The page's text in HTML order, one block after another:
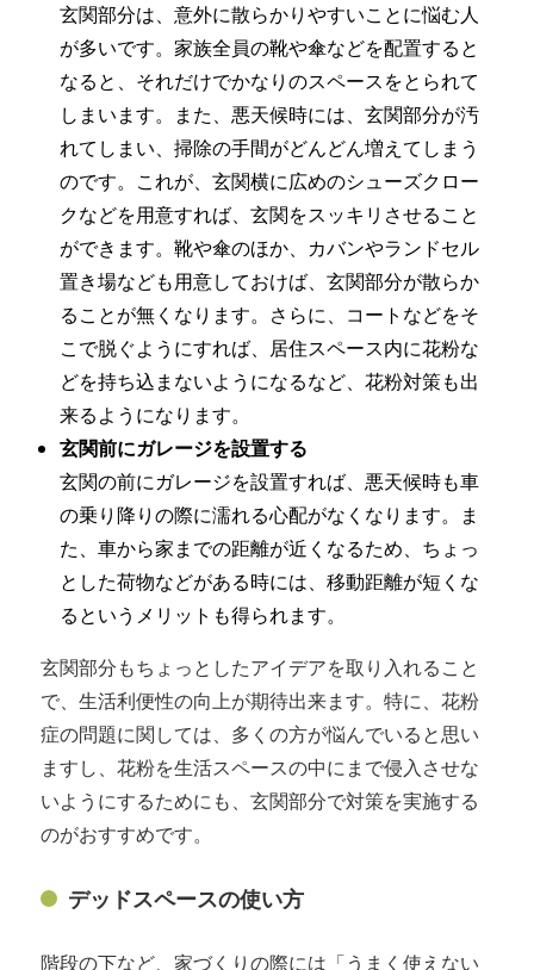
玄関部分は、意外に散らかりやすいことに悩む人
が多いです。家族全員の靴や傘などを配置すると
なると、それだけでかなりのスペースをとられて
しまいます。また、悪天候時には、玄関部分が汚
れてしまい、掃除の手間がどんどん増えてしまう
のです。これが、玄関横に広めのシューズクロー
クなどを用意すれば、玄関をスッキリさせること
ができます。靴や傘のほか、カバンやランドセル
置き場なども用意しておけば、玄関部分が散らか
ることが無くなります。さらに、コートなどをそ
こで脱ぐようにすれば、居住スペース内に花粉な
どを持ち込まないようになるなど、花粉対策も出
来るようになります。
玄関前にガレージを設置する
玄関の前にガレージを設置すれば、悪天候時も車
の乗り降りの際に濡れる心配がなくなります。ま
た、車から家までの距離が近くなるため、ちょっ
とした荷物などがある時には、移動距離が短くな
るというメリットも得られます。
玄関部分もちょっとしたアイデアを取り入れること
で、生活利便性の向上が期待出来ます。特に、花粉
症の問題に関しては、多くの方が悩んでいると思い
ますし、花粉を生活スペースの中にまで侵入させな
いようにするためにも、玄関部分で対策を実施する
のがおすすめです。
デッドスペースの使い方
階段の下など、家づくりの際には「うまく使えない